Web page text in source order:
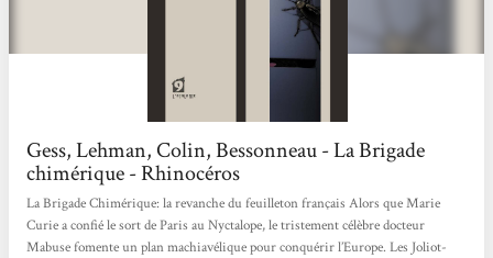
Gess, Lehman, Colin, Bessonneau - La Brigade
chimérique - Rhinocéros
La Brigade Chimérique: la revanche du feuilleton français Alors que Marie
Curie a confié le sort de Paris au Nyctalope, le tristement célèbre docteur
Mabuse fomente un plan machiavélique pour conquérir l’Europe. Les Joliot-